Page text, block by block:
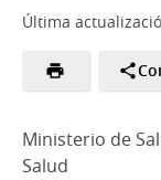
Última
Ministerio de
Salud